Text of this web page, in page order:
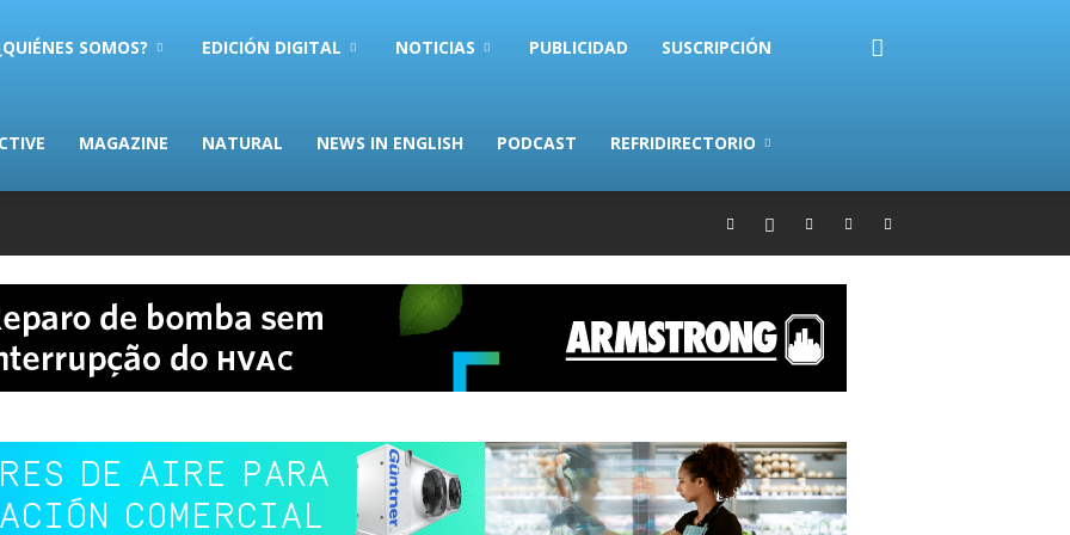
SOMOS? EDICIÓN DIGITAL NOTICIAS PUBLICIDAD SUSCRIPCIÓN
MAGAZINE NATURAL NEWS IN ENGLISH PODCAST REFRIDIRECTORIO